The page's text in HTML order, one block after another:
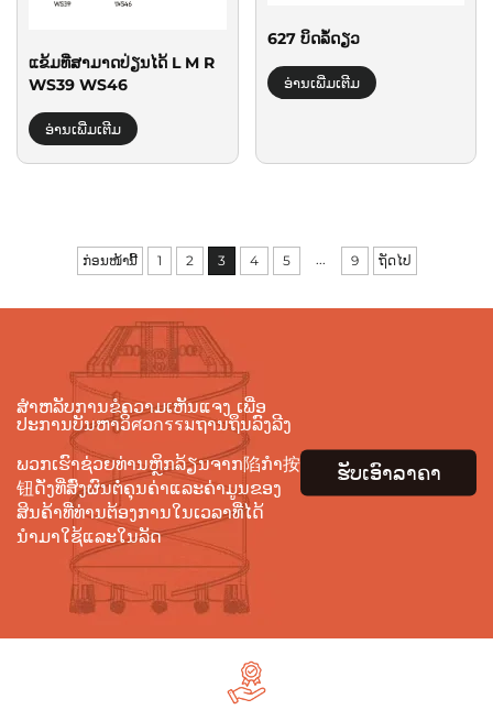
ແຂ້ມທີ່ສາມາດປ່ຽນໄດ້ L M R
WS39 WS46
ອ່ານເພີ່ມເຕີມ
627 ບິດລໍ້ດຽວ
ອ່ານເພີ່ມເຕີມ
ກ່ອນໜ້ານີ້ 1 2 3 4 5 ... 9 ຖັດໄປ
ສຳຫລັບການຂໍຄວາມເຫັນແຈງ ເພື່ອ
ປະການບັນຫາວິศວกรรมຖານຖຶນລົງລີງ
ພວກເຮົາຊ່ວຍທ່ານຫຼິກລ້ຽນຈາກ陷ກຳ按
钮ດັ່ງທີ່ສົ່ງຜົນຕໍ່ຄຸນຄ່າແລະຄ່າມູນຂອງ
ສິນຄ້າທີ່ທ່ານຕ້ອງການໃນເວລາທີ່ໄດ້
ນຳມາໃຊ້ແລະໃນລັດ
ຮັບເອົາລາຄາ